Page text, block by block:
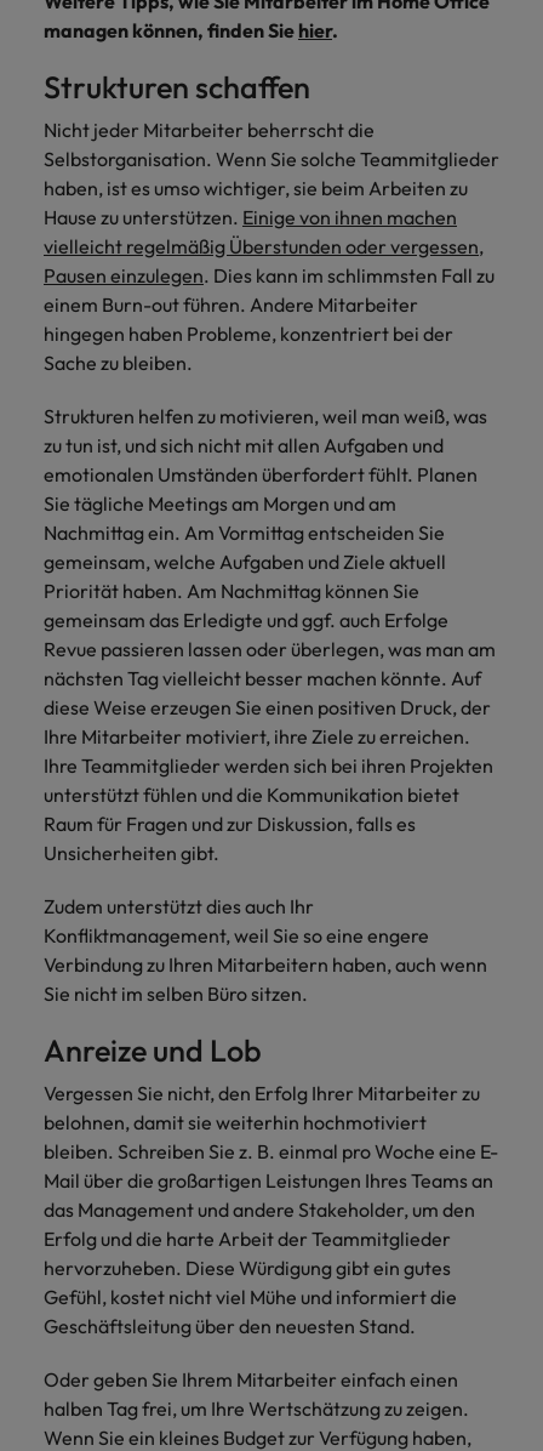
managen können, finden Sie hier.
Strukturen schaffen
Nicht jeder Mitarbeiter beherrscht die
Selbstorganisation. Wenn Sie solche Teammitglieder
haben, ist es umso wichtiger, sie beim Arbeiten zu
Hause zu unterstützen. Einige von ihnen machen
vielleicht regelmäßig Überstunden oder vergessen,
Pausen einzulegen. Dies kann im schlimmsten Fall zu
einem Burn-out führen. Andere Mitarbeiter
hingegen haben Probleme, konzentriert bei der
Sache zu bleiben.
Strukturen helfen zu motivieren, weil man weiß, was
zu tun ist, und sich nicht mit allen Aufgaben und
emotionalen Umständen überfordert fühlt. Planen
Sie tägliche Meetings am Morgen und am
Nachmittag ein. Am Vormittag entscheiden Sie
gemeinsam, welche Aufgaben und Ziele aktuell
Priorität haben. Am Nachmittag können Sie
gemeinsam das Erledigte und ggf. auch Erfolge
Revue passieren lassen oder überlegen, was man am
nächsten Tag vielleicht besser machen könnte. Auf
diese Weise erzeugen Sie einen positiven Druck, der
Ihre Mitarbeiter motiviert, ihre Ziele zu erreichen.
Ihre Teammitglieder werden sich bei ihren Projekten
unterstützt fühlen und die Kommunikation bietet
Raum für Fragen und zur Diskussion, falls es
Unsicherheiten gibt.
Zudem unterstützt dies auch Ihr
Konfliktmanagement, weil Sie so eine engere
Verbindung zu Ihren Mitarbeitern haben, auch wenn
Sie nicht im selben Büro sitzen.
Anreize und Lob
Vergessen Sie nicht, den Erfolg Ihrer Mitarbeiter zu
belohnen, damit sie weiterhin hochmotiviert
bleiben. Schreiben Sie z. B. einmal pro Woche eine E-
Mail über die großartigen Leistungen Ihres Teams an
das Management und andere Stakeholder, um den
Erfolg und die harte Arbeit der Teammitglieder
hervorzuheben. Diese Würdigung gibt ein gutes
Gefühl, kostet nicht viel Mühe und informiert die
Geschäftsleitung über den neuesten Stand.
Oder geben Sie Ihrem Mitarbeiter einfach einen
halben Tag frei, um Ihre Wertschätzung zu zeigen.
Wenn Sie ein kleines Budget zur Verfügung haben,